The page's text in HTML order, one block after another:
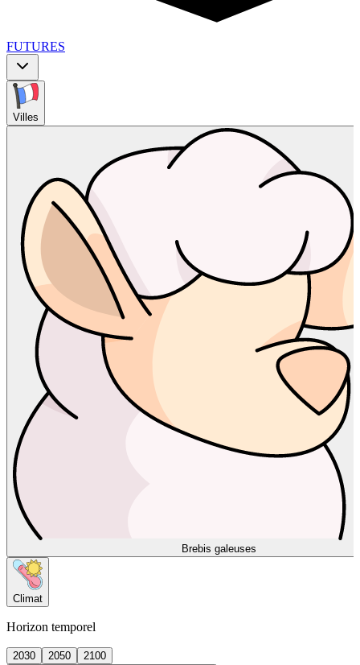
FUTURES
Villes
Brebis galeuses
Climat
Horizon temporel
2030 2050
2100